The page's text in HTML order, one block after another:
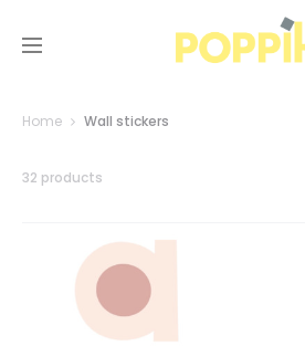
Home Wall stickers
32 products